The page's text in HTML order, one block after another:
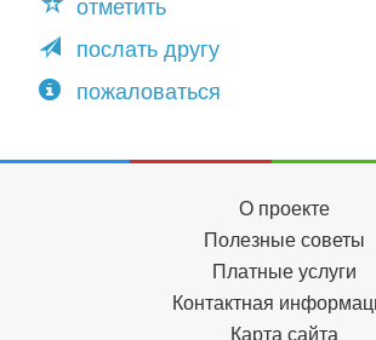
послать другу
пожаловаться
О проекте
Полезные советы
Платные услуги
Контактная
Карта сайта